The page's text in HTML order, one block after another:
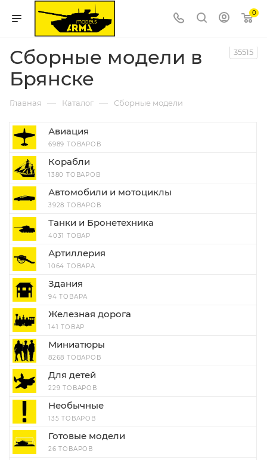
0
Сборные модели в
Брянске
35515
Главная — Каталог — Сборные модели
Авиация
6989 ТОВАРОВ
Корабли
1380 ТОВАРОВ
Автомобили и мотоциклы
3928 ТОВАРОВ
Танки и Бронетехника
4031 ТОВАР
Артиллерия
1064 ТОВАРА
Здания
94 ТОВАРА
Железная дорога
141 ТОВАР
Миниатюры
8268 ТОВАРОВ
Для детей
229 ТОВАРОВ
Необычные
135 ТОВАРОВ
Готовые модели
26 ТОВАРОВ